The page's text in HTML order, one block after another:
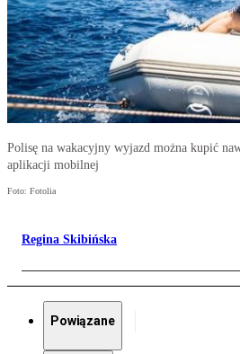
Polisę na wakacyjny wyjazd można kupić
aplikacji mobilnej
Foto: Fotolia
Regina Skibińska
Powiązane